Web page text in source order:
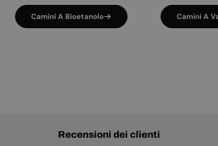
Camini A Bioetanolo Camini A
Recensioni dei clienti